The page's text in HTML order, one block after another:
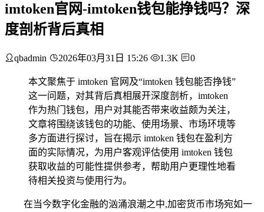
imtoken官网-imtoken钱包能挣钱吗？深
度剖析背后真相
qbadmin 2026年03月31日 15:26 1.3K 0
本文聚焦于 imtoken 官网及“imtoken 钱包能否挣钱”
这一问题，对其背后真相展开深度剖析，imtoken
作为热门钱包，用户对其能否带来收益颇为关注，
文章将围绕该钱包的功能、使用场景、市场环境等
多方面进行探讨，旨在揭示 imtoken 钱包在盈利方
面的实际情况，为用户客观评估使用 imtoken 钱包
获取收益的可能性提供参考，帮助用户更理性地看
待相关投资与使用行为。
在当今数字化金融的汹涌浪潮之中,加密货币市场宛如一